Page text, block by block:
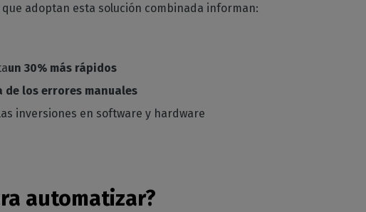
adoptan esta solución combinada informan:
un 30% más rápidos
los errores manuales
inversiones en software y hardware
automatizar?